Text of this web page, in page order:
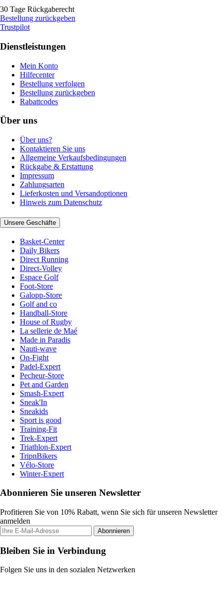
30 Tage Rückgaberecht
Bestellung zurückgeben
Trustpilot
Dienstleistungen
Mein Konto
Hilfecenter
Bestellung verfolgen
Bestellung zurückgeben
Rabattcodes
Über uns
Über uns?
Kontaktieren Sie uns
Allgemeine Verkaufsbedingungen
Rückgabe & Erstattung
Impressum
Zahlungsarten
Lieferkosten und Versandoptionen
Hinweis zum Datenschutz
Unsere Geschäfte
Basket-Center
Daily Bikers
Direct Running
Direct-Volley
Espace Golf
Foot-Store
Galopp-Store
Golf and co
Handball-Store
House of Rugby
La sellerie de Maé
Made in Paradis
Nauti-wave
On-Fight
Padel-Expert
Pecheur-Store
Pet and Garden
Smash-Expert
Sneak'In
Sneakids
Sport is good
Training-Fit
Trek-Expert
Triathlon-Expert
TripnBikers
Vélo-Store
Winter-Expert
Abonnieren Sie unseren Newsletter
Profitieren Sie von 10% Rabatt, wenn Sie sich für unseren Newsletter
anmelden
Abonnieren
Bleiben Sie in Verbindung
Folgen Sie uns in den sozialen Netzwerken